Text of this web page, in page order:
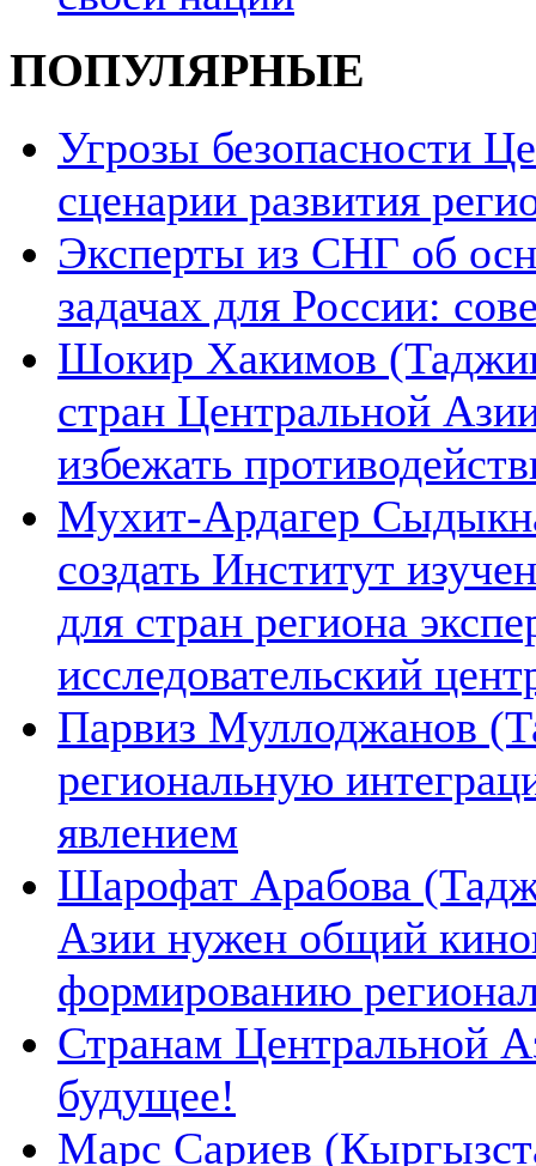
ПОПУЛЯРНЫЕ
Угрозы безопасности
сценарии развития
Эксперты из СНГ об
задачах для России:
Шокир Хакимов
стран Центральной
избежать
Мухит-Ардагер
создать Институт
для стран региона
исследовательский
Парвиз Муллоджанов
региональную
явлением
Шарофат Арабова
Азии нужен общий
формированию
Странам Центральной
будущее!
Марс Сариев